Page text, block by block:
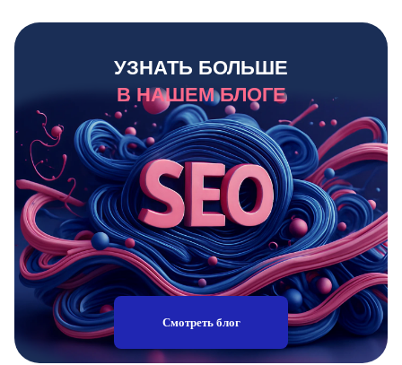
УЗНАТЬ БОЛЬШЕ
В НАШЕМ БЛОГЕ
Смотреть блог